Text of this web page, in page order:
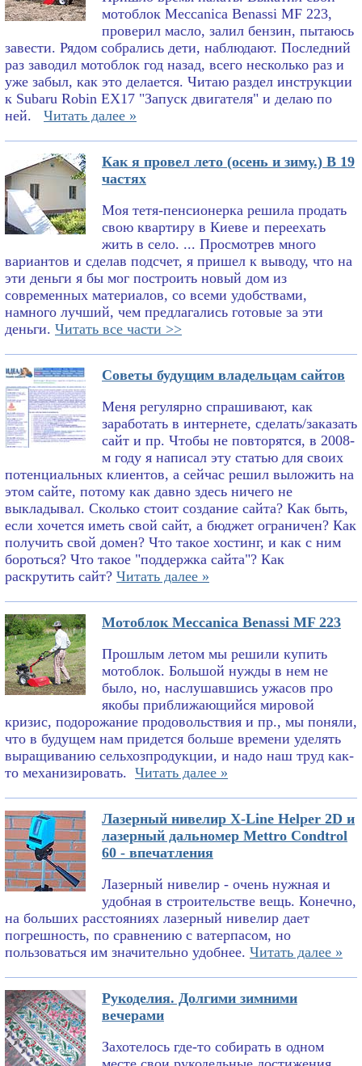
мотоблок Meccanica Benassi MF 223,
проверил масло, залил бензин, пытаюсь
завести. Рядом собрались дети, наблюдают. Последний
раз заводил мотоблок год назад, всего несколько раз и
уже забыл, как это делается. Читаю раздел инструкции
к Subaru Robin EX17 "Запуск двигателя" и делаю по
ней.
Читать далее »
Как я провел лето (осень и зиму.) В 19
частях
Моя тетя-пенсионерка решила продать
свою квартиру в Киеве и переехать
жить в село. ... Просмотрев много
вариантов и сделав подсчет, я пришел к выводу, что на
эти деньги я бы мог построить новый дом из
современных материалов, со всеми удобствами,
намного лучший, чем предлагались готовые за эти
деньги. Читать все части >>
Советы будущим владельцам сайтов
Меня регулярно спрашивают, как
заработать в интернете, сделать/заказать
сайт и пр. Чтобы не повторятся, в 2008-
м году я написал эту статью для своих
потенциальных клиентов, а сейчас решил выложить на
этом сайте, потому как давно здесь ничего не
выкладывал. Сколько стоит создание сайта? Как быть,
если хочется иметь свой сайт, а бюджет ограничен? Как
получить свой домен? Что такое хостинг, и как с ним
бороться? Что такое "поддержка сайта"? Как
раскрутить сайт? Читать далее »
Мотоблок Meccanica Benassi MF 223
Прошлым летом мы решили купить
мотоблок. Большой нужды в нем не
было, но, наслушавшись ужасов про
якобы приближающийся мировой
кризис, подорожание продовольствия и пр., мы поняли,
что в будущем нам придется больше времени уделять
выращиванию сельхозпродукции, и надо наш труд как-
то механизировать. Читать далее »
Лазерный нивелир X-Line Helper 2D и
лазерный дальномер Mettro Condtrol
60 - впечатления
Лазерный нивелир - очень нужная и
удобная в строительстве вещь. Конечно,
на больших расстояниях лазерный нивелир дает
погрешность, по сравнению с ватерпасом, но
пользоваться им значительно удобнее. Читать далее »
Рукоделия. Долгими зимними
вечерами
Захотелось где-то собирать в одном